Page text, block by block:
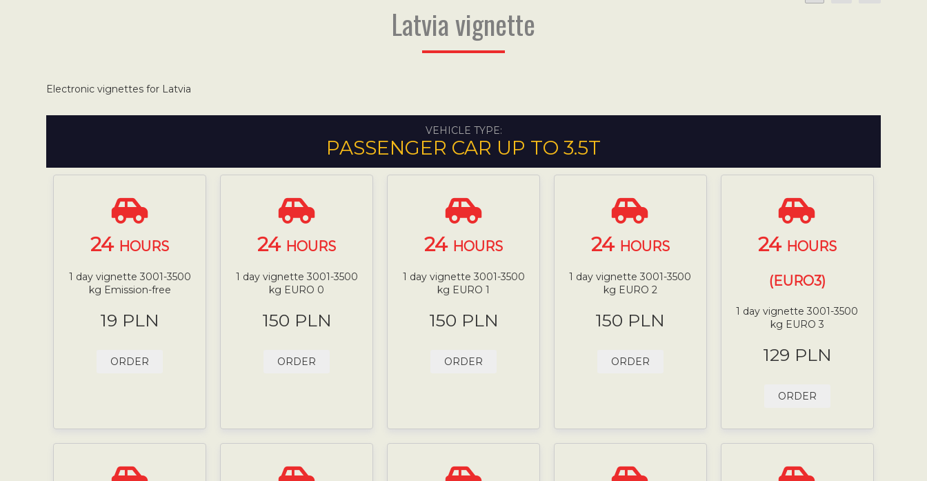
Latvia vignette
Electronic vignettes for Latvia
VEHICLE TYPE:
PASSENGER CAR UP TO 3.5T
24 HOURS
1 day vignette 3001-3500
kg Emission-free
19 PLN
ORDER
24 HOURS
1 day vignette 3001-3500
kg EURO 0
150 PLN
ORDER
24 HOURS
1 day vignette 3001-3500
kg EURO 1
150 PLN
ORDER
24 HOURS
1 day vignette 3001-3500
kg EURO 2
150 PLN
ORDER
24 HOURS
(EURO3)
1 day vignette 3001-3500
kg EURO 3
129 PLN
ORDER